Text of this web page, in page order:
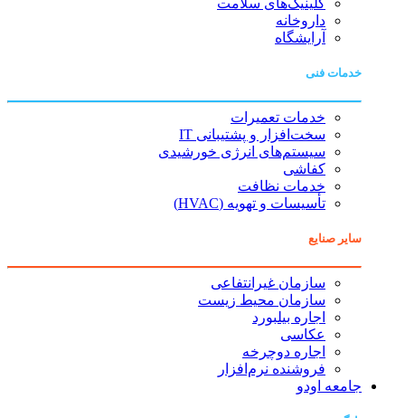
داروخانه
آرایشگاه
خدمات فنی
خدمات تعمیرات
سخت‌افزار و پشتیبانی IT
سیستم‌های انرژی خورشیدی
کفاشی
خدمات نظافت
تأسیسات و تهویه (HVAC)
سایر صنایع
سازمان غیرانتفاعی
سازمان محیط زیست
اجاره بیلبورد
عکاسی
اجاره دوچرخه
فروشنده نرم‌افزار
جامعه اودو